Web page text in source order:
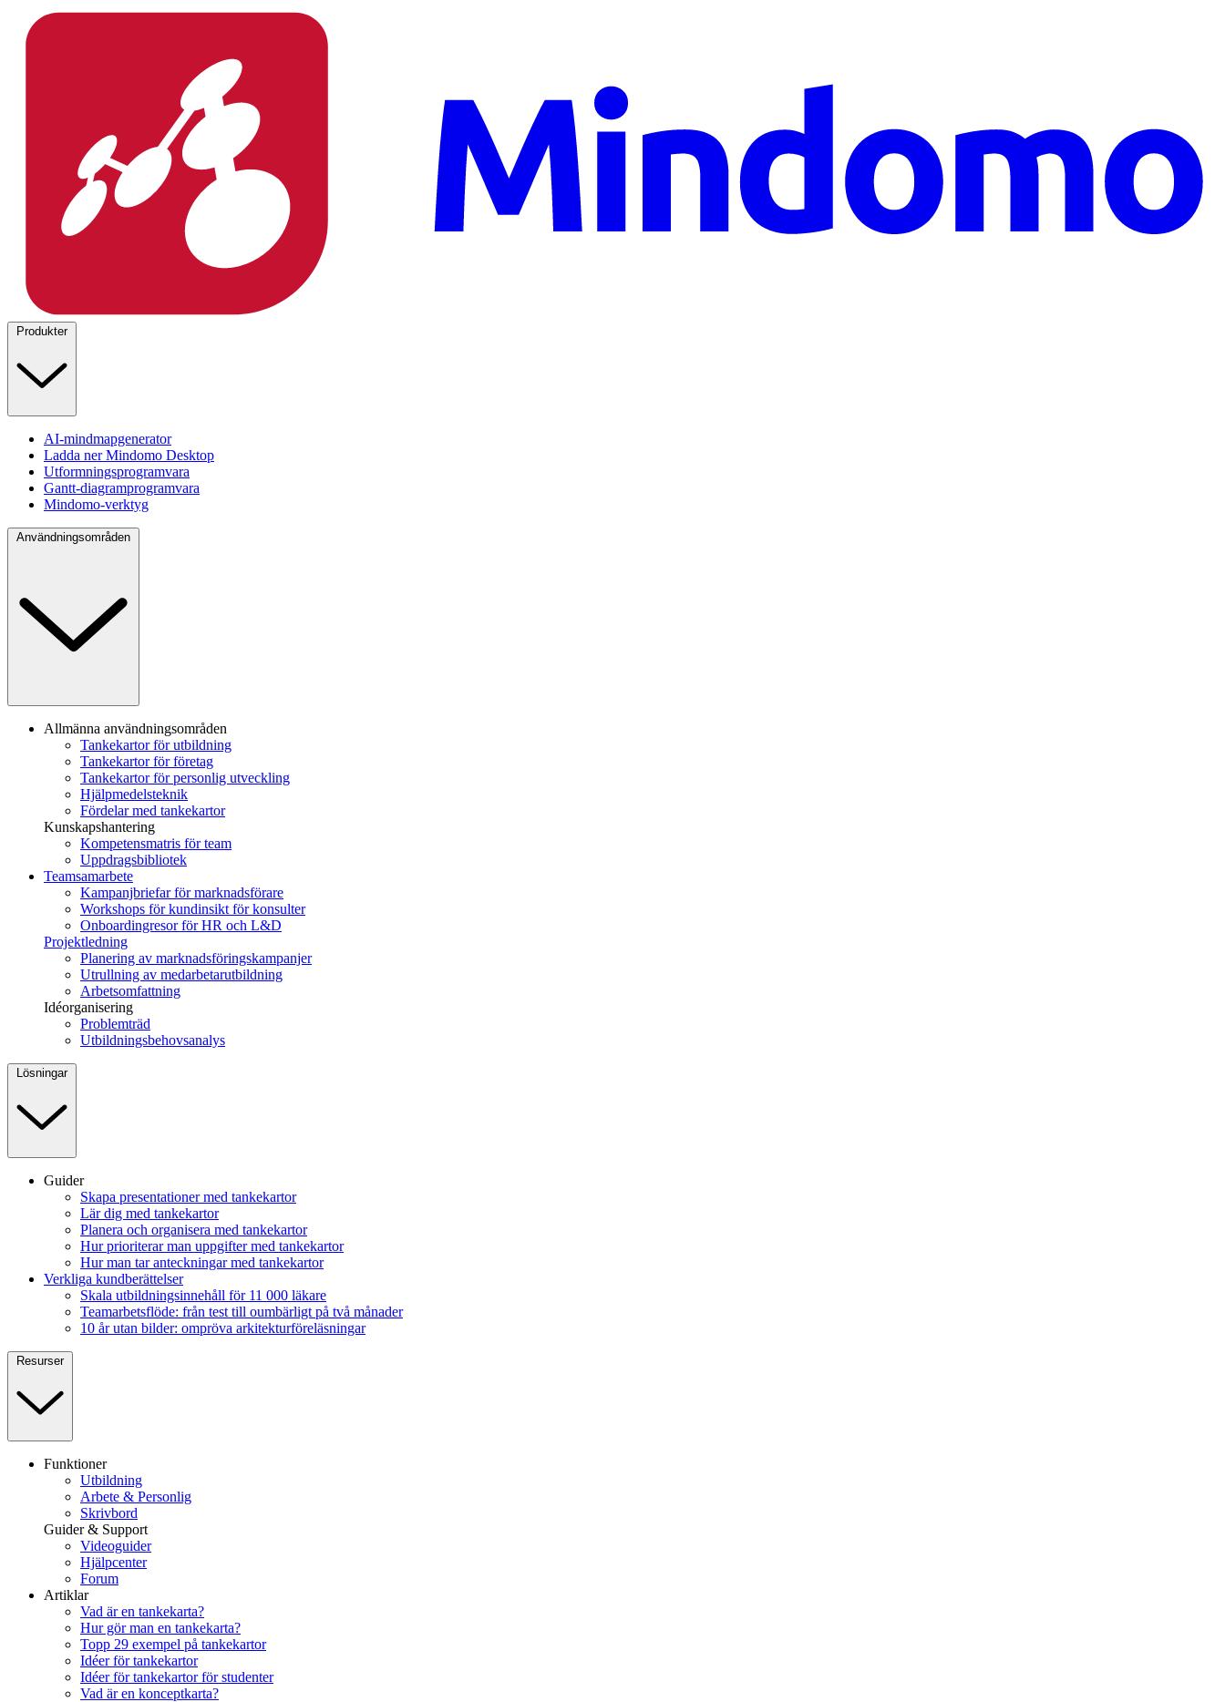
Produkter
AI-mindmapgenerator
Ladda ner Mindomo Desktop
Utformningsprogramvara
Gantt-diagramprogramvara
Mindomo-verktyg
Användningsområden
Allmänna användningsområden
Tankekartor för utbildning
Tankekartor för företag
Tankekartor för personlig utveckling
Hjälpmedelsteknik
Fördelar med tankekartor
Kunskapshantering
Kompetensmatris för team
Uppdragsbibliotek
Teamsamarbete
Kampanjbriefar för marknadsförare
Workshops för kundinsikt för konsulter
Onboardingresor för HR och L&D
Projektledning
Planering av marknadsföringskampanjer
Utrullning av medarbetarutbildning
Arbetsomfattning
Idéorganisering
Problemträd
Utbildningsbehovsanalys
Lösningar
Guider
Skapa presentationer med tankekartor
Lär dig med tankekartor
Planera och organisera med tankekartor
Hur prioriterar man uppgifter med tankekartor
Hur man tar anteckningar med tankekartor
Verkliga kundberättelser
Skala utbildningsinnehåll för 11 000 läkare
Teamarbetsflöde: från test till oumbärligt på två månader
10 år utan bilder: ompröva arkitekturföreläsningar
Resurser
Funktioner
Utbildning
Arbete & Personlig
Skrivbord
Guider & Support
Videoguider
Hjälpcenter
Forum
Artiklar
Vad är en tankekarta?
Hur gör man en tankekarta?
Topp 29 exempel på tankekartor
Idéer för tankekartor
Idéer för tankekartor för studenter
Vad är en konceptkarta?